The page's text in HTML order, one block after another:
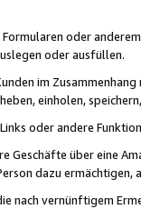
oder
oder ausfüllen.
im
einholen,
oder andere
Geschäfte über eine
dazu
nach vernünftigem